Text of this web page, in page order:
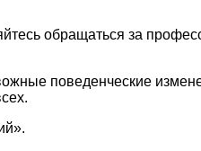
обращаться за
поведенческие